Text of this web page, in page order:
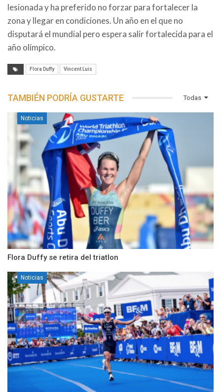
lesionada y ha preferido no forzar para fortalecer la
zona y llegar en condiciones. Un año en el que no
disputará el mundial pero espera salir fortalecida para el
año olímpico.
Flora Duffy Vincent Luis
Todas
TAMBIÉN PODRÍA GUSTARTE
Noticias
Flora Duffy se retira del triatlon
Noticias